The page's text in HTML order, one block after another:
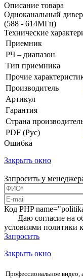
Описание товара
Одноканальный
(588 - 614МГц)
Технические
Приемник
РЧ – диапазон
Тип приемника
Прочие
Производитель
Артикул
Гарантия
Страна
PDF (Рус)
Ошибка
Закрыть окно
Запросить у
Код PHP
Даю согласие на
условиями политики
Запросить
Закрыть окно
Профессиональное видео,